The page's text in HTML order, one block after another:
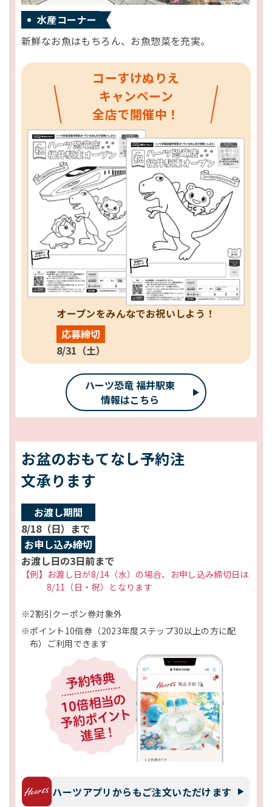
水産コーナー
新鮮なお魚はもちろん、お魚惣菜を充実。
コーすけぬりえ
キャンペーン
全店で開催中！
オープンをみんなでお祝いしよう！
応募締切
8/31（土）
ハーツ恐竜 福井駅東
情報はこちら
お盆のおもてなし予約注
文承ります
お渡し期間
8/18（日）まで
お申し込み締切
お渡し日の3日前まで
【例】お渡し日が8/14（水）の場合、お申し込み締切日は
8/11（日・祝）となります
※2割引クーポン券対象外
※ポイント10倍券（2023年度ステップ30以上の方に配
布）ご利用できます
ハーツアプリからもご注文いただけます